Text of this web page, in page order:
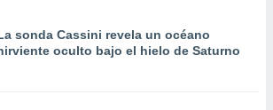
sonda Cassini revela un océano
oculto bajo el hielo de Saturno